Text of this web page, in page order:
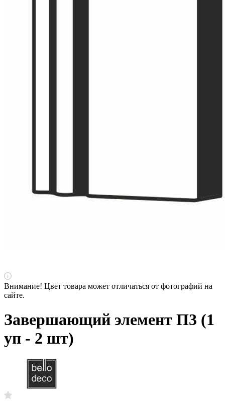
Внимание! Цвет товара может отличаться от фотографий на
сайте.
Завершающий элемент П3 (1
уп - 2 шт)